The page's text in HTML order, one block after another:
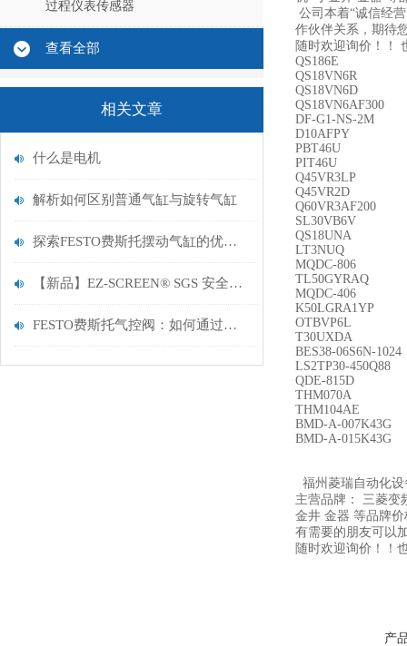
过程仪表传感器
查看全部
相关文章
什么是电机
解析如何区别普通气缸与旋转气缸
探索FESTO费斯托摆动气缸的优性能：从设计到应用的优势解析
【新品】EZ-SCREEN® SGS 安全光栅
FESTO费斯托气控阀：如何通过精准气动控制提升工业自动化生产效率与可靠性
公司本着“诚信经
作伙伴关系，期
随时欢迎询价！！
QS186E
QS18VN6R
QS18VN6D
QS18VN6AF300
DF-G1-NS-2M
D10AFPY
PBT46U
PIT46U
Q45VR3LP
Q45VR2D
Q60VR3AF200
SL30VB6V
QS18UNA
LT3NUQ
MQDC-806
TL50GYRAQ
MQDC-406
K50LGRA1YP
OTBVP6L
T30UXDA
BES38-06S6N-1024
LS2TP30-450Q88
QDE-815D
THM070A
THM104AE
BMD-A-007K43G
BMD-A-015K43G
福州菱瑞自动化
主营品牌： 三菱
金井 金器 等品牌
有需要的朋友可
随时欢迎询价！！
产